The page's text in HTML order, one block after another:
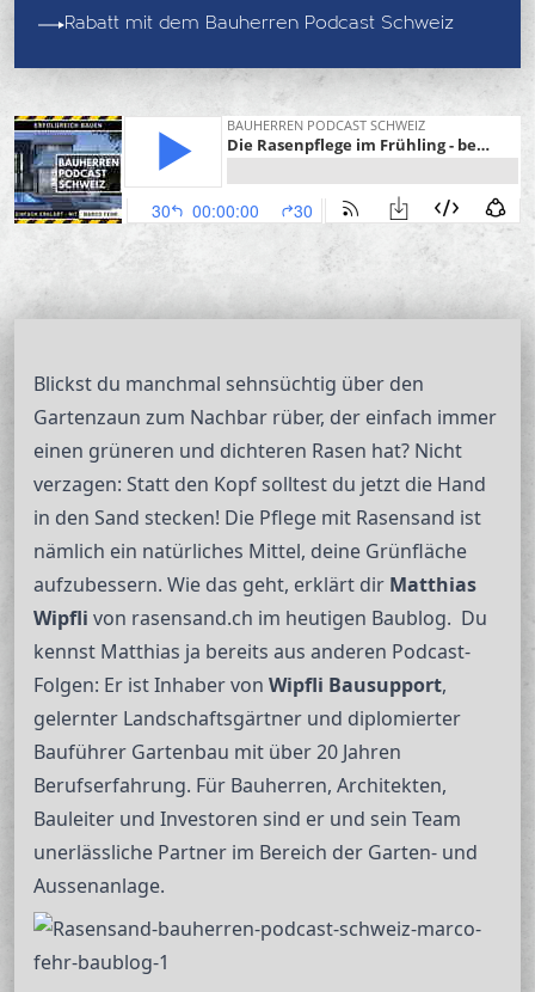
Rabatt mit dem Bauherren Podcast Schweiz
Blickst du manchmal sehnsüchtig über den
Gartenzaun zum Nachbar rüber, der einfach immer
einen grüneren und dichteren Rasen hat? Nicht
verzagen: Statt den Kopf solltest du jetzt die Hand
in den Sand stecken! Die Pflege mit Rasensand ist
nämlich ein natürliches Mittel, deine Grünfläche
aufzubessern. Wie das geht, erklärt dir Matthias
Wipfli von rasensand.ch im heutigen Baublog. Du
kennst Matthias ja bereits aus anderen Podcast-
Folgen: Er ist Inhaber von Wipfli Bausupport,
gelernter Landschaftsgärtner und diplomierter
Bauführer Gartenbau mit über 20 Jahren
Berufserfahrung. Für Bauherren, Architekten,
Bauleiter und Investoren sind er und sein Team
unerlässliche Partner im Bereich der Garten- und
Aussenanlage.